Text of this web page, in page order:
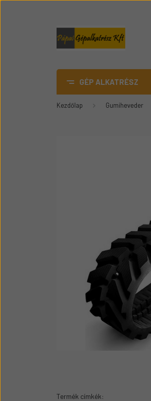
GÉP ALKATRÉSZ
AdBlue
Üzemanyag adagolók
Motor alkatrész
Körmök
Kezdőlap Gumiheveder
Termék címkék: